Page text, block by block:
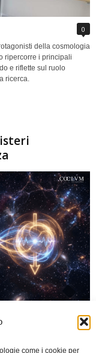
come i cookie per
0
della cosmologia
ripercorre i principali
e riflette sul ruolo
ricerca.
0
che sembrano ignorare